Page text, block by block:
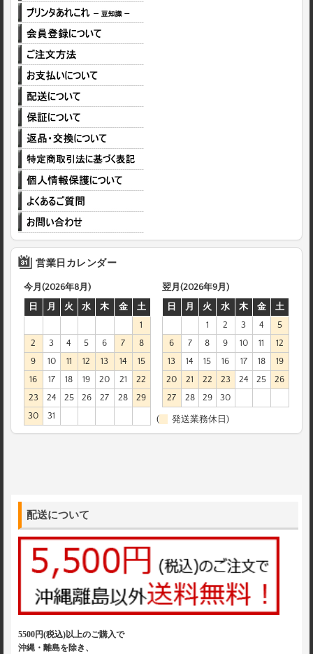
営業日カレンダー
今月(2026年8月)
日
月 火 水 木 金
土
1
2
3 4 5 6 7
8
9
10 11 12 13 14
15
16
17 18 19 20 21
22
23
24 25 26 27 28
29
30
31
翌月(2026年9月)
日
月 火 水 木 金
土
1
2 3 4
5
6
7 8 9 10 11
12
13
14 15 16 17 18
19
20
21 22 23 24 25
26
27
28 29 30
( 発送業務休日)
配送について
5500円(税込)以上のご購入で
沖縄・離島を除き、